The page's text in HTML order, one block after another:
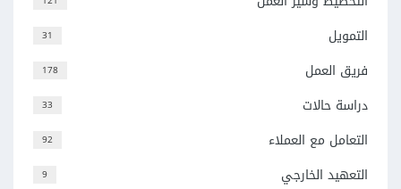
31 التمويل
178 فريق العمل
33 دراسة حالات
92 التعامل مع العملاء
9 التعهيد الخارجي